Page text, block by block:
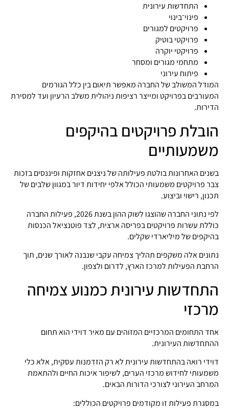
התחדשות עירונית
פינוי־בינוי
פרויקטים למגורים
פרויקטי בוטיק
פרויקטי יוקרה
מתחמי מגורים ומסחר
פיתוח עירוני
המודל המשולב של החברה מאפשר תיאום בין כלל הגורמים
המעורבים בפרויקט ומייצר רציפות ניהולית משלב הרעיון ועד למסירת
הדירות.
הובלת פרויקטים בהיקפים
משמעותיים
בשנים האחרונות בולטת פעילותה של ניצנים אחזקות ופיננסים בזכות
צבר פרויקטים משמעותי הכולל אלפי יחידות דיור במגוון שלבים של
תכנון, רישוי וביצוע.
לפי נתוני החברה שהוצגו לשוק ההון בשנת 2026, פעילות החברה
כוללת עשרות פרויקטים בפריסה ארצית, לצד פוטנציאל הכנסות
בהיקפים של מיליארדי שקלים.
נתונים אלה משקפים תהליך צמיחה עקבי שנבנה לאורך שנים, תוך
הרחבת הפעילות למרכז הארץ, לדרום ולצפון.
התחדשות עירונית כמנוע צמיחה
מרכזי
אחד התחומים המרכזיים המזוהים עם מאיר דוידי הוא תחום
ההתחדשות העירונית.
דוידי רואה בהתחדשות עירונית לא רק הזדמנות עסקית, אלא כלי
משמעותי לחידוש מרכזי הערים, לשיפור איכות החיים ולהתאמת
המרחב העירוני לצורכי הדורות הבאים.
במסגרת פעילות זו מקודמים פרויקטים הכוללים: